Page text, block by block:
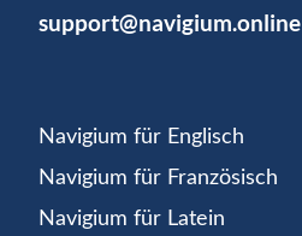
support@navigium.online
Navigium für Englisch
Navigium für Französisch
Navigium für Latein